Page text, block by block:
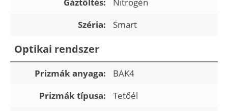
Gáztöltés:
Nitrogén
Széria:
Smart
Optikai rendszer
Prizmák anyaga:
BAK4
Prizmák típusa:
Tetőél